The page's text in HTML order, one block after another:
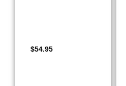
$54.95